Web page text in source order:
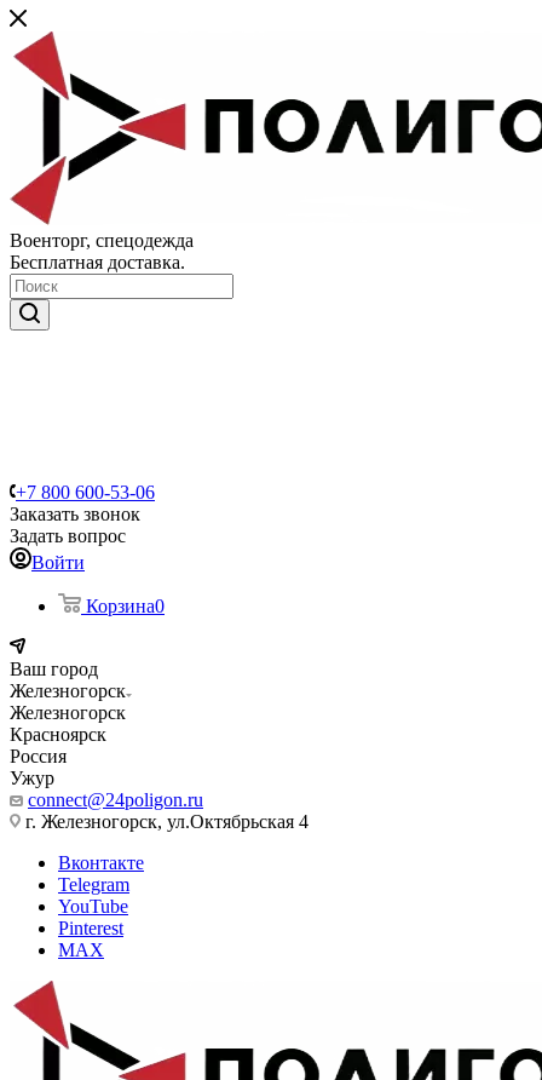
Военторг, спецодежда
Бесплатная доставка.
+7 800 600-53-06
Заказать звонок
Задать вопрос
Войти
Корзина0
Ваш город
Железногорск
Железногорск
Красноярск
Россия
Ужур
connect@24poligon.ru
г. Железногорск, ул.Октябрьская 4
Вконтакте
Telegram
YouTube
Pinterest
MAX